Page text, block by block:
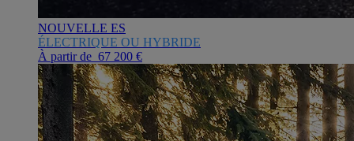
NOUVELLE ES
ÉLECTRIQUE OU HYBRIDE
À partir de 67 200 €